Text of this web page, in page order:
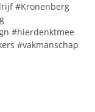
#Kronenberg
#hierdenktmee
#vakmanschap